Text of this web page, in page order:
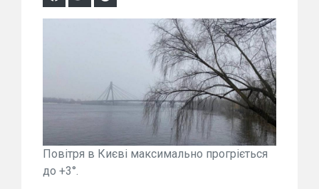
Повітря в Києві максимально прогріється
до +3°.